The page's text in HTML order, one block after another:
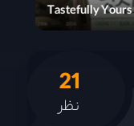
Ms Cupid in Love
21
نظر